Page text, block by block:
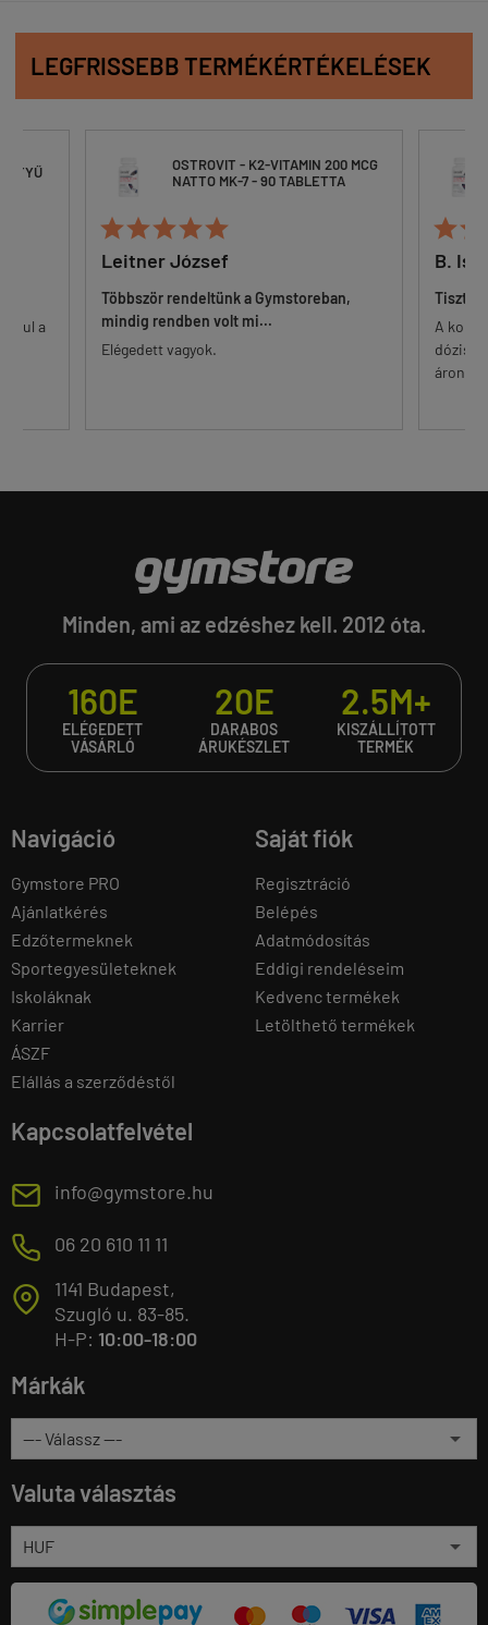
LEGFRISSEBB TERMÉKÉRTÉKELÉSEK
alul a
OSTROVIT - K2-VITAMIN 200 MCG
NATTO MK-7 - 90 TABLETTA

Leitner József
Többször rendeltünk a Gymstoreban,
mindig rendben volt mi...
Elégedett vagyok.

B.
A
dózisú
áron.
Minden, ami az edzéshez kell. 2012 óta.
160E
ELÉGEDETT
VÁSÁRLÓ
20E
DARABOS
ÁRUKÉSZLET
2.5M+
KISZÁLLÍTOTT
TERMÉK
Navigáció
Gymstore PRO
Ajánlatkérés
Edzőtermeknek
Sportegyesületeknek
Iskoláknak
Karrier
ÁSZF
Elállás a szerződéstől
Saját fiók
Regisztráció
Belépés
Adatmódosítás
Eddigi rendeléseim
Kedvenc termékek
Letölthető termékek
Kapcsolatfelvétel
E info@gymstore.hu
M 06 20 610 11 11
T
1141 Budapest,
Szugló u. 83-85.
H-P: 10:00-18:00
Márkák
Valuta választás